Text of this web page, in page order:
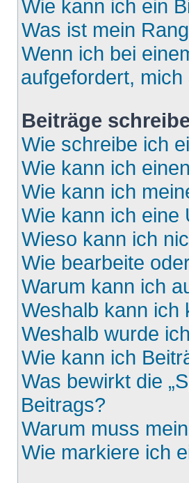
Wie kann ich ein
Was ist mein
Wenn ich bei
aufgefordert, mich
Beiträge
Wie schreibe ich
Wie kann ich
Wie kann ich
Wie kann ich eine
Wieso kann ich
Wie bearbeite
Warum kann ich
Weshalb kann ich
Weshalb wurde
Wie kann ich
Was bewirkt die
Beitrags?
Warum muss
Wie markiere ich